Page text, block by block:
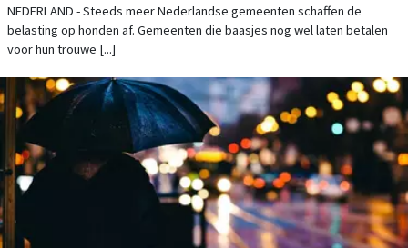
NEDERLAND - Steeds meer Nederlandse gemeenten schaffen de
belasting op honden af. Gemeenten die baasjes nog wel laten betalen
voor hun trouwe [...]